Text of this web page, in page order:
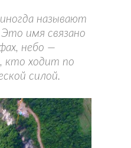
называют
имя связано
небо —
кто ходит по
силой.